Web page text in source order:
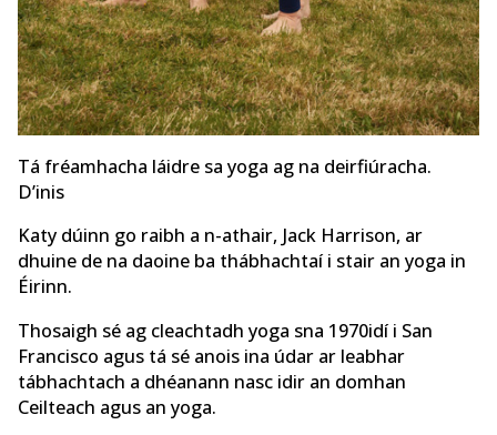
Tá fréamhacha láidre sa yoga ag na deirfiúracha.
D’inis
Katy dúinn go raibh a n-athair, Jack Harrison, ar
dhuine de na daoine ba thábhachtaí i stair an yoga in
Éirinn.
Thosaigh sé ag cleachtadh yoga sna 1970idí i San
Francisco agus tá sé anois ina údar ar leabhar
tábhachtach a dhéanann nasc idir an domhan
Ceilteach agus an yoga.